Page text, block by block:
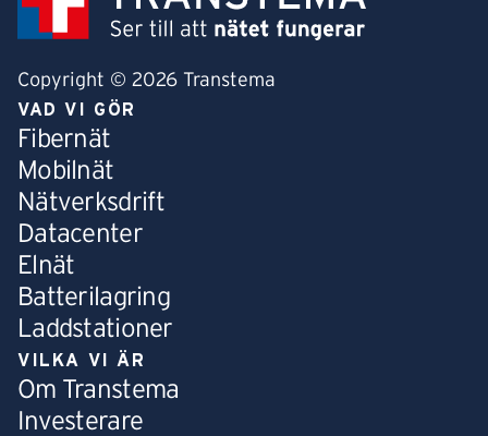
Copyright © 2026 Transtema
VAD VI GÖR
Fibernät
Mobilnät
Nätverksdrift
Datacenter
Elnät
Batterilagring
Laddstationer
VILKA VI ÄR
Om Transtema
Investerare